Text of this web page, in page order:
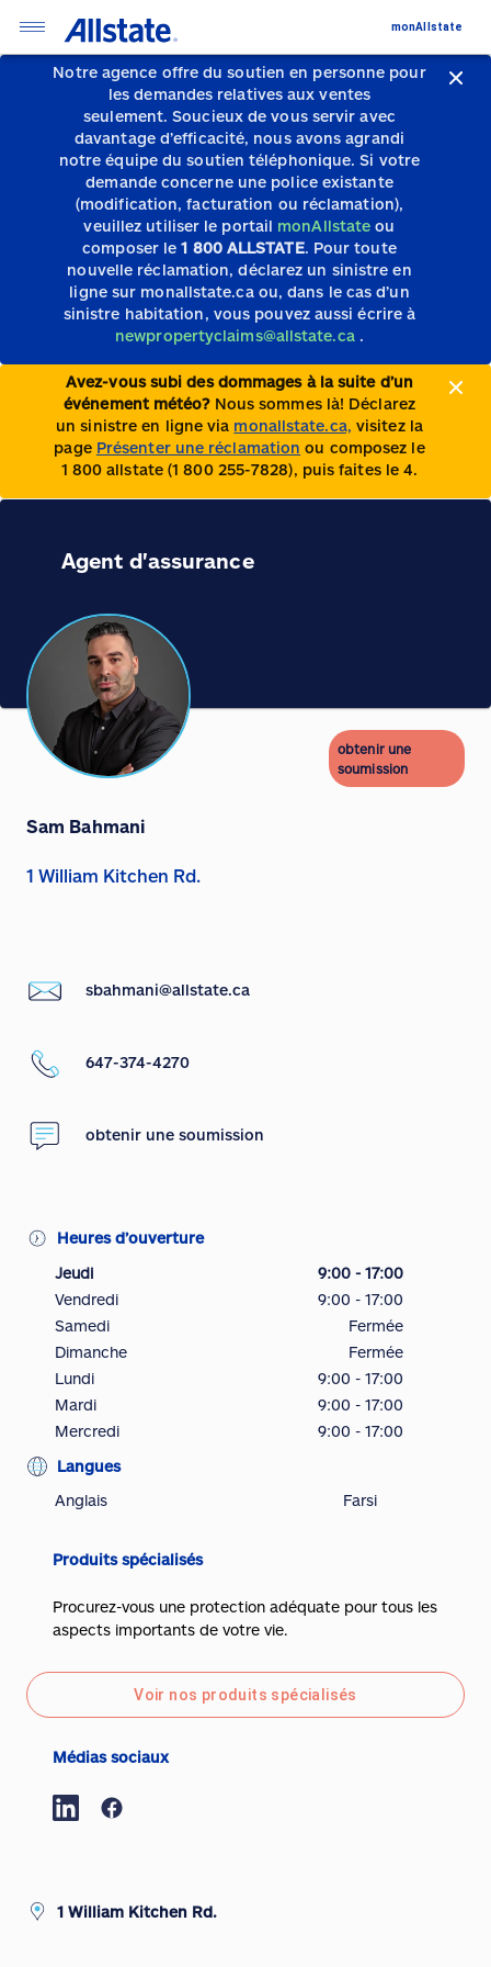
Notre agence offre du soutien en personne pour
les demandes relatives aux ventes
seulement.Soucieux de vous servir avec
davantage d’efficacité, nous avons agrandi
notre équipe du soutien téléphonique.Si votre
demande concerne une police existante
(modification, facturation ou réclamation),
veuillez utiliser le portail monAllstate ou
composer le1 800 ALLSTATE. Pour toute
nouvelle réclamation, déclarez un sinistre en
ligne sur monallstate.ca ou, dans le cas d’un
sinistre habitation, vous pouvez aussi écrire à
newpropertyclaims@allstate.ca .
Avez-vous subi des dommages à la suite d’un
événement météo? Nous sommes là! Déclarez
un sinistre en ligne via monallstate.ca, visitez la
page Présenter une réclamation ou composez le
1 800 allstate (1 800 255-7828), puis faites le 4.
monAllstate
Agent d'assurance
obtenir une
soumission
Sam Bahmani
1 William Kitchen Rd.
sbahmani@allstate.ca
647-374-4270
obtenir une soumission
Heures d’ouverture
Jeudi
9:00 - 17:00
Vendredi
9:00 - 17:00
Samedi
Fermée
Dimanche
Fermée
Lundi
9:00 - 17:00
Mardi
9:00 - 17:00
Mercredi
9:00 - 17:00
Langues
Anglais
Farsi
Produits spécialisés
Procurez-vous une protection adéquate pour tous les
aspects importants de votre vie.
Voir nos produits spécialisés
Médias sociaux
1 William Kitchen Rd.